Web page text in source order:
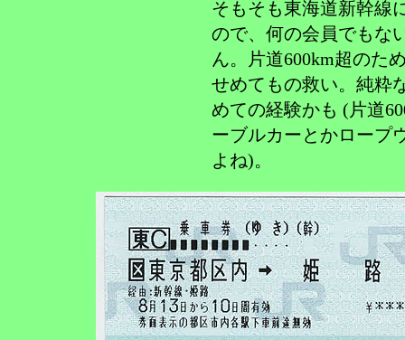
そもそも東海道新幹線
ので、何の会員でもな
ん。片道600km超のた
せめてもの救い。純粋
めての経験かも (片道
ーブルカーとかロープ
よね)。